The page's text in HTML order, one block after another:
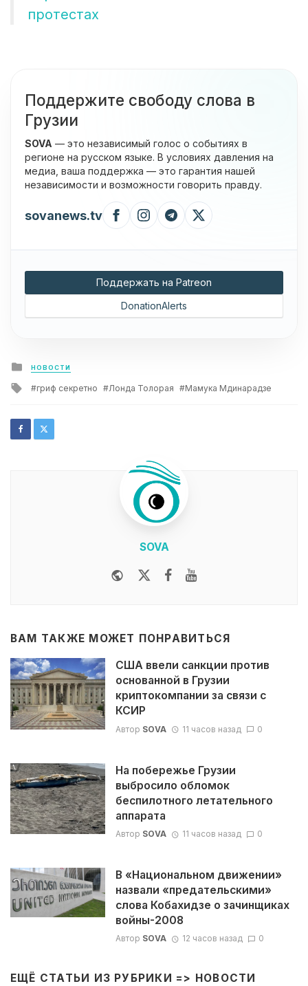
протестах
Поддержите свободу слова в
Грузии
SOVA — это независимый голос о событиях в
регионе на русском языке. В условиях давления на
медиа, ваша поддержка — это гарантия нашей
независимости и возможности говорить правду.
sovanews.tv
Поддержать на Patreon
DonationAlerts
Posted
in
НОВОСТИ
Tagged
with
гриф секретно Лонда Толорая Мамука Мдинарадзе
SOVA
WebsiteTwitterFacebook
ВАМ ТАКЖЕ МОЖЕТ ПОНРАВИТЬСЯ
США ввели санкции против
основанной в Грузии
криптокомпании за связи с
КСИР
Автор SOVA 11 часов назад 0
На побережье Грузии
выбросило обломок
беспилотного летательного
аппарата
Автор SOVA 11 часов назад 0
В «Национальном движении»
назвали «предательскими»
слова Кобахидзе о зачинщиках
войны-2008
Автор SOVA 12 часов назад 0
ЕЩЁ СТАТЬИ ИЗ РУБРИКИ => НОВОСТИ